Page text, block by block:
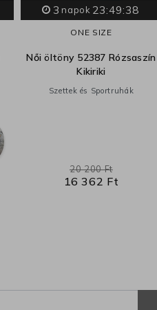
3 napok 23:49:37
ONE SIZE
Női öltöny 52387 Rózsaszín
Kikiriki
Szettek és Sportruhák
16 362 Ft
20 200 Ft